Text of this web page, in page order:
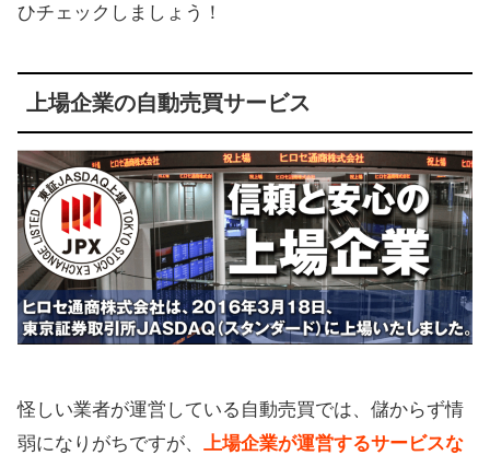
ひチェックしましょう！
上場企業の自動売買サービス
怪しい業者が運営している自動売買では、儲からず情
弱になりがちですが、 上場企業が運営するサービスな